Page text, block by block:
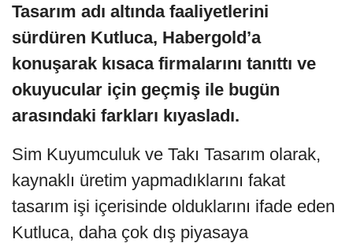
Tasarım adı altında faaliyetlerini
sürdüren Kutluca, Habergold’a
konuşarak kısaca firmalarını tanıttı ve
okuyucular için geçmiş ile bugün
arasındaki farkları kıyasladı.
Sim Kuyumculuk ve Takı Tasarım olarak,
kaynaklı üretim yapmadıklarını fakat
tasarım işi içerisinde olduklarını ifade eden
Kutluca, daha çok dış piyasaya